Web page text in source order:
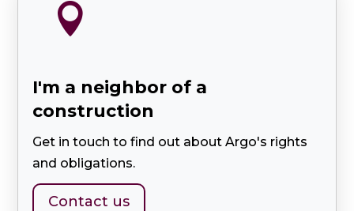

I'm a neighbor of a
construction
Get in touch to find out about Argo's rights
and obligations.
Contact us